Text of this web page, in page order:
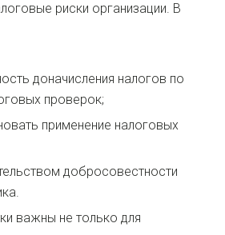
риски организации. В
доначисления налогов по
проверок;
применение налоговых
добросовестности
важны не только для